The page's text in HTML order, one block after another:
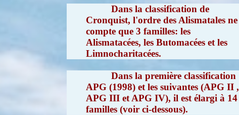
Dans la classification de
Cronquist, l'ordre des Alismatales ne
compte que 3 familles: les
Alismatacées, les Butomacées et les
Limnocharitacées.
Dans la première classification
APG (1998) et les suivantes (APG II ,
APG III et APG IV), il est élargi à 14
familles (voir ci-dessous).